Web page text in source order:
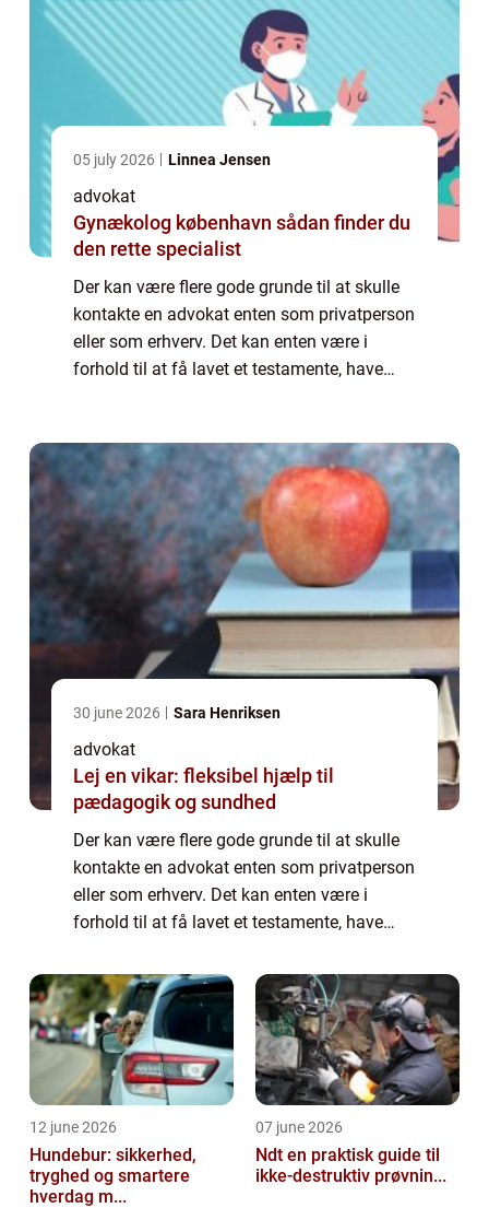
05 july 2026 Linnea Jensen
advokat
Gynækolog københavn sådan finder du
den rette specialist
Der kan være flere gode grunde til at skulle
kontakte en advokat enten som privatperson
eller som erhverv. Det kan enten være i
forhold til at få lavet et testamente, have
30 june 2026 Sara Henriksen
advokat
Lej en vikar: fleksibel hjælp til
pædagogik og sundhed
Der kan være flere gode grunde til at skulle
kontakte en advokat enten som privatperson
eller som erhverv. Det kan enten være i
forhold til at få lavet et testamente, have
køb af fast ejendom. En adv...
12 june 2026
Hundebur: sikkerhed,
tryghed og smartere
hverdag m...
07 june 2026
Ndt en praktisk guide til
ikke-destruktiv prøvnin...